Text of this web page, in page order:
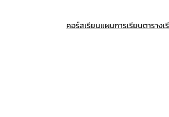
คอร์สเรียนแผนการเรียนตารางเ